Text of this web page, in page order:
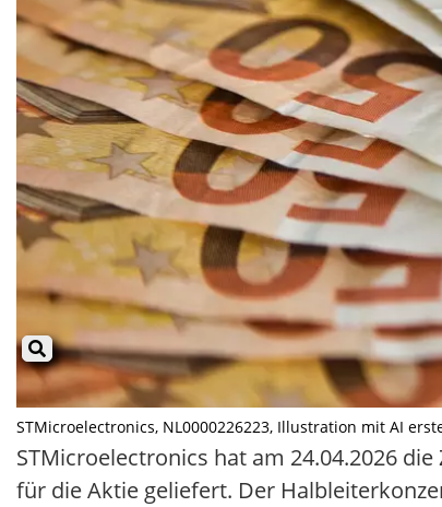
STMicroelectronics, NL0000226223, Illustration mit AI
STMicroelectronics hat am 24.04.2026
für die Aktie geliefert. Der